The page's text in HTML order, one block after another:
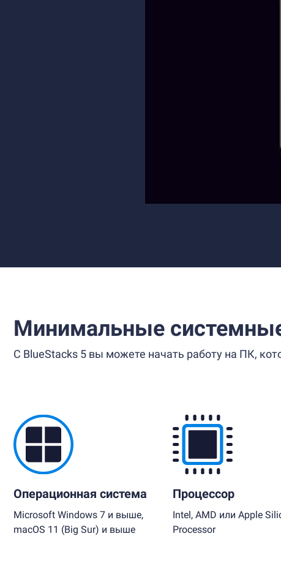
Минимальные
С BlueStacks 5 вы можете начать работу на ПК,
Операционная система
Microsoft Windows 7 и выше,
macOS 11 (Big Sur) и выше
Процессор
Intel, AMD или Apple
Processor